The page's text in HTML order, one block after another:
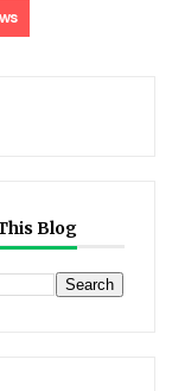
Blog